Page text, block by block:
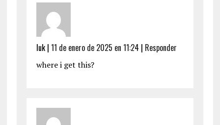
luk| 11 de enero de 2025 en 11:24 | Responder
where i get this?